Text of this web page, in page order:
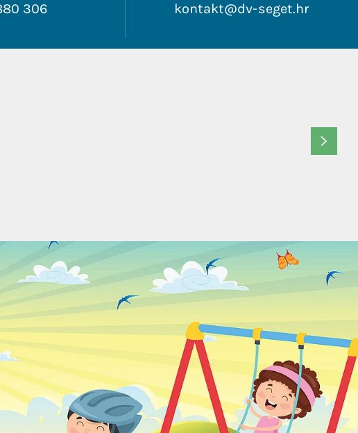
306 kontakt@dv-seget.hr